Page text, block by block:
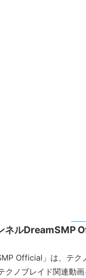
ネルDreamSMP
Official」は、テク
クノブレイド関連動